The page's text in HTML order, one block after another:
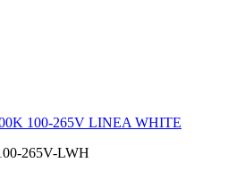
100-265V LINEA WHITE
265V-LWH